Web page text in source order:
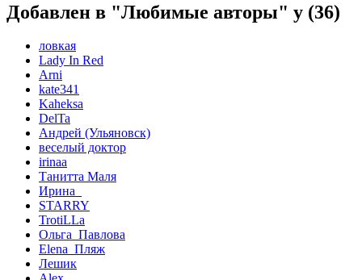
Добавлен в "Любимые авторы" у (36)
ловкая
Lady In Red
Arni
kate341
Kaheksa
DelTa
Андрей (Ульяновск)
веселый доктор
irinaa
Танитта Маля
Ирина_
STARRY
TrotiLLa
Ольга_Павлова
Elena_Пляж
Лешик